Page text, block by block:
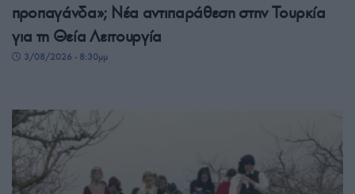
προπαγάνδα»; Νέα αντιπαράθεση στην Τουρκία
για τη Θεία Λειτουργία
3/08/2026 - 8:30μμ